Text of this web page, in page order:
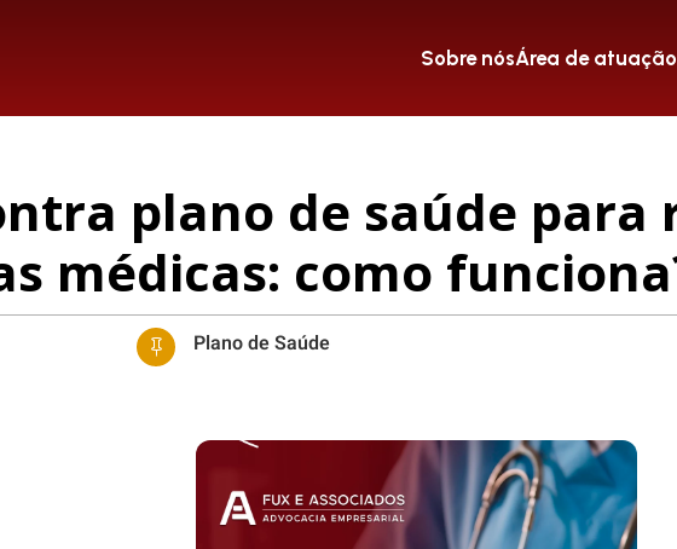
Sobre nósÁrea de atuação
plano de saúde para
médicas: como
 Plano de Saúde